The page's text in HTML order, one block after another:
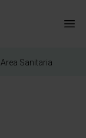
Area Sanitaria